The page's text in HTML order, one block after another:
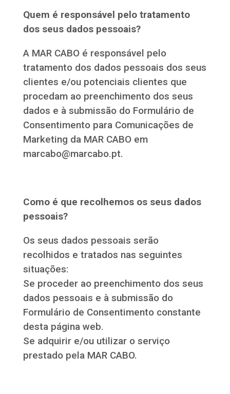
Quem é responsável pelo tratamento
dos seus dados pessoais?
A MAR CABO é responsável pelo
tratamento dos dados pessoais dos seus
clientes e/ou potenciais clientes que
procedam ao preenchimento dos seus
dados e à submissão do Formulário de
Consentimento para Comunicações de
Marketing da MAR CABO em
marcabo@marcabo.pt.
Como é que recolhemos os seus dados
pessoais?
Os seus dados pessoais serão
recolhidos e tratados nas seguintes
situações:
Se proceder ao preenchimento dos seus
dados pessoais e à submissão do
Formulário de Consentimento constante
desta página web.
Se adquirir e/ou utilizar o serviço
prestado pela MAR CABO.